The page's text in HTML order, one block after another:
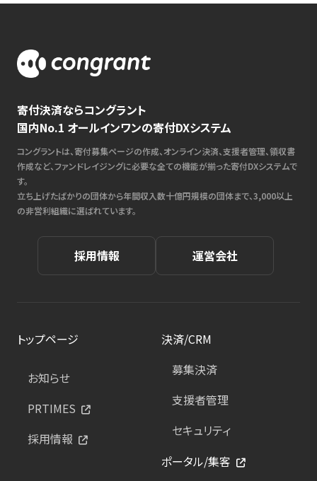
寄付決済ならコングラント
国内No.1 オールインワンの寄付DXシステム
コングラントは、寄付募集ページの作成、オンライン決済、支援者管理、領収書
作成など、ファンドレイジングに必要な全ての機能が揃った寄付DXシステムで
す。
立ち上げたばかりの団体から年間収入数十億円規模の団体まで、3,000以上
の非営利組織に選ばれています。
採用情報 運営会社
トップページ
お知らせ
PRTIMES
採用情報
決済/CRM
募集決済
支援者管理
セキュリティ
ポータル/集客